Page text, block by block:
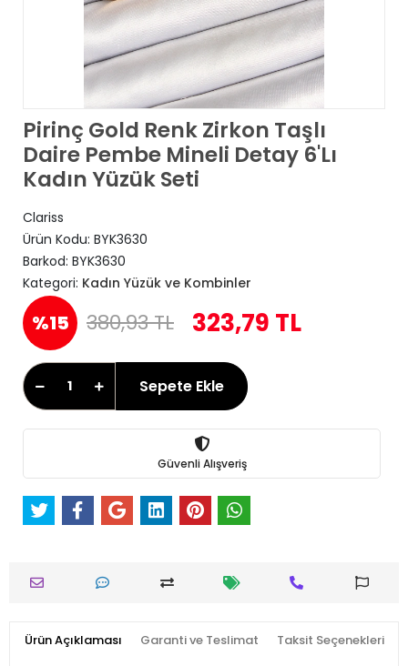
Pirinç Gold Renk Zirkon Taşlı
Daire Pembe Mineli Detay 6'Lı
Kadın Yüzük Seti
Clariss
Ürün Kodu: BYK3630
Barkod: BYK3630
Kategori: Kadın Yüzük ve Kombinler
%15 380,93 TL 323,79 TL
Sepete Ekle
Güvenli Alışveriş
Ürün Açıklaması Garanti ve Teslimat Taksit Seçenekleri